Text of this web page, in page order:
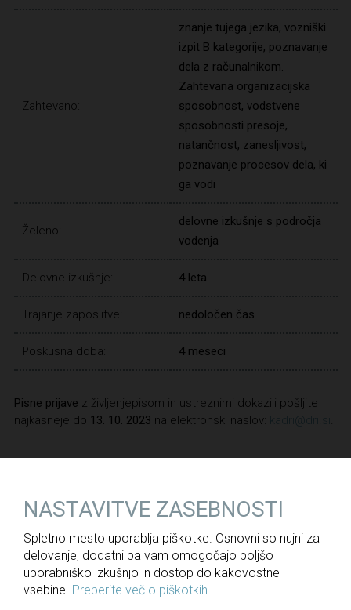
Zahtevano:
znanje tujega jezika, vozniški
izpit B kategorije, poznavanje
dela z računalnikom.
Zahtevana organizacijska
sposobnost, vodstvene
sposobnosti presoje,
natančnost, zanesljivost,
poznavanje procesov dela, ki
ga vodi
Želeno:
delovne izkušnje s področja
vodenja
Delovne izkušnje: 4 leta
Trajanje zaposlitve: nedoločen čas
Poskusna doba: 4 meseci
Pisne prijave z življenjepisom in ustreznimi dokazili pošljite
najkasneje do 13. 10. 2023 na elektronski naslov: kadri@dri.si
Za medije
Novice
NASTAVITVE ZASEBNOSTI
Spletno mesto uporablja piškotke. Osnovni so nujni za
delovanje, dodatni pa vam omogočajo boljšo
uporabniško izkušnjo in dostop do kakovostne
vsebine. Preberite več o piškotkih.